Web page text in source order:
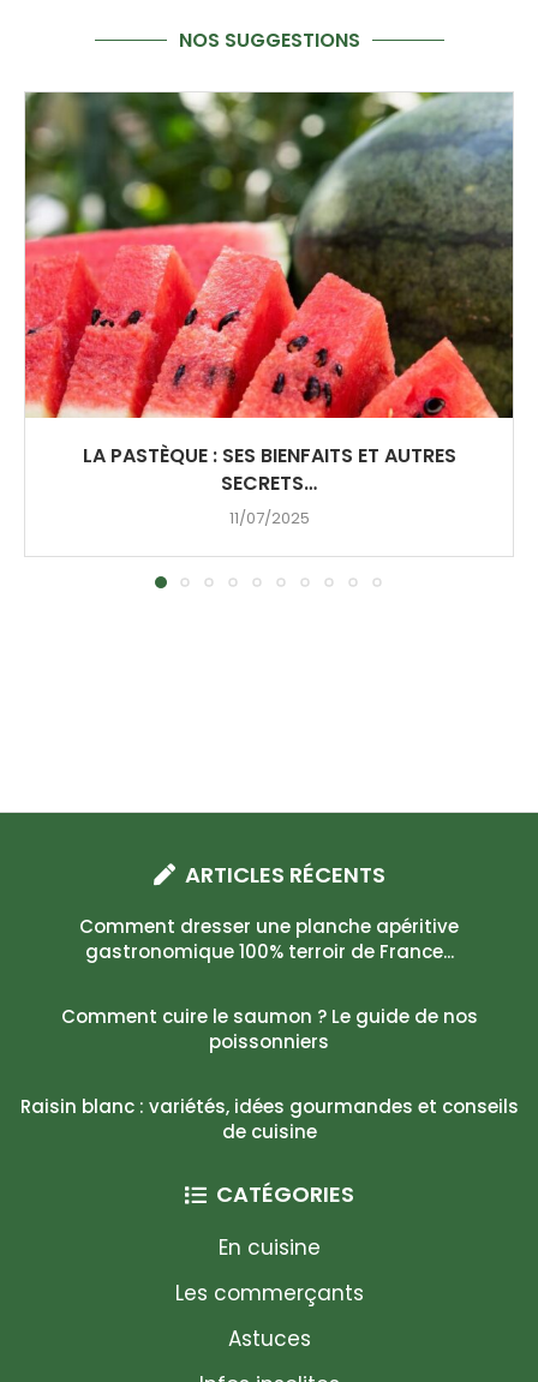
NOS SUGGESTIONS
LA PASTÈQUE : SES BIENFAITS ET AUTRES
SECRETS…
11/07/2025
ARTICLES RÉCENTS
Comment dresser une planche apéritive
gastronomique 100% terroir de France...
Comment cuire le saumon ? Le guide de nos
poissonniers
Raisin blanc : variétés, idées gourmandes et conseils
de cuisine
CATÉGORIES
En cuisine
Les commerçants
Astuces